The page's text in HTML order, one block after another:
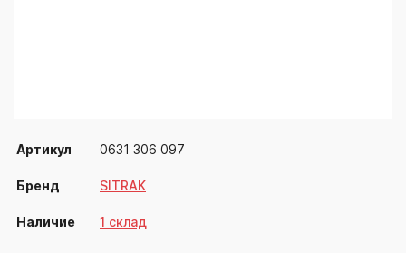
Артикул 0631 306 097
Бренд SITRAK
Наличие 1 склад